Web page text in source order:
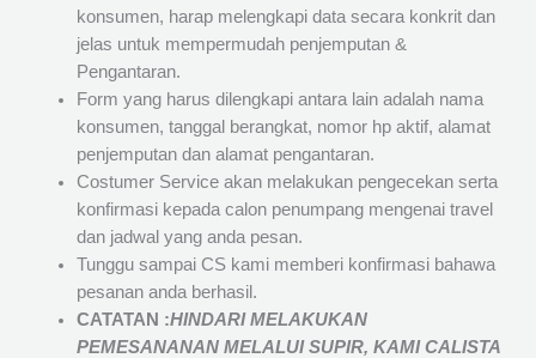
konsumen, harap melengkapi data secara konkrit dan
jelas untuk mempermudah penjemputan &
Pengantaran.
Form yang harus dilengkapi antara lain adalah nama
konsumen, tanggal berangkat, nomor hp aktif, alamat
penjemputan dan alamat pengantaran.
Costumer Service akan melakukan pengecekan serta
konfirmasi kepada calon penumpang mengenai travel
dan jadwal yang anda pesan.
Tunggu sampai CS kami memberi konfirmasi bahawa
pesanan anda berhasil.
CATATAN :HINDARI MELAKUKAN
PEMESANANAN MELALUI SUPIR, KAMICALISTA